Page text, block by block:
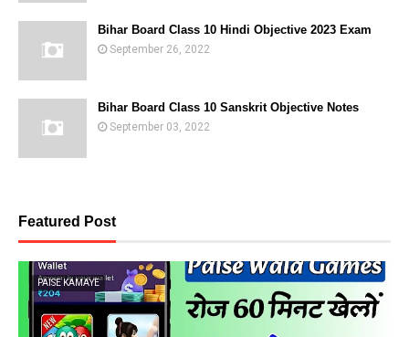
Bihar Board Class 10 Hindi Objective 2023 Exam
September 26, 2022
Bihar Board Class 10 Sanskrit Objective Notes
September 03, 2022
Featured Post
PAISE KAMAYE